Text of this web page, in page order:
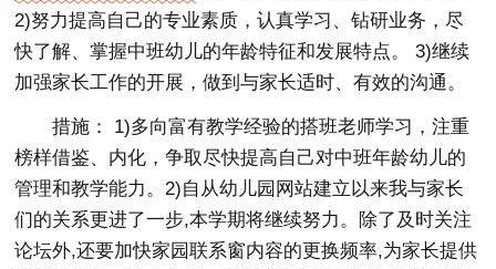
2)努力提高自己的专业素质，认真学习、钻研业务，尽
快了解、掌握中班幼儿的年龄特征和发展特点。 3)继续
加强家长工作的开展，做到与家长适时、有效的沟通。
措施： 1)多向富有教学经验的搭班老师学习，注重
榜样借鉴、内化，争取尽快提高自己对中班年龄幼儿的
管理和教学能力。2)自从幼儿园网站建立以来我与家长
们的关系更进了一步,本学期将继续努力。除了及时关注
论坛外,还要加快家园联系窗内容的更换频率,为家长提供